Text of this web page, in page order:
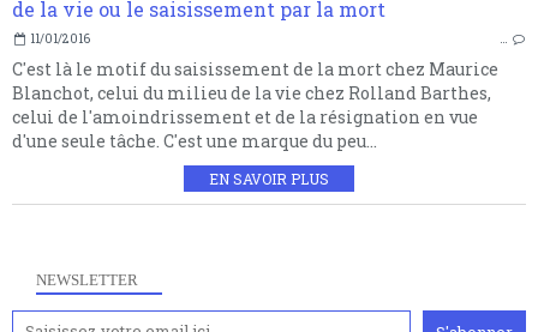
11/01/2016 …
C'est là le motif du saisissement de la mort chez Maurice
Blanchot, celui du milieu de la vie chez Rolland Barthes,
celui de l'amoindrissement et de la résignation en vue
d'une seule tâche. C'est une marque du peu...
EN SAVOIR PLUS
NEWSLETTER